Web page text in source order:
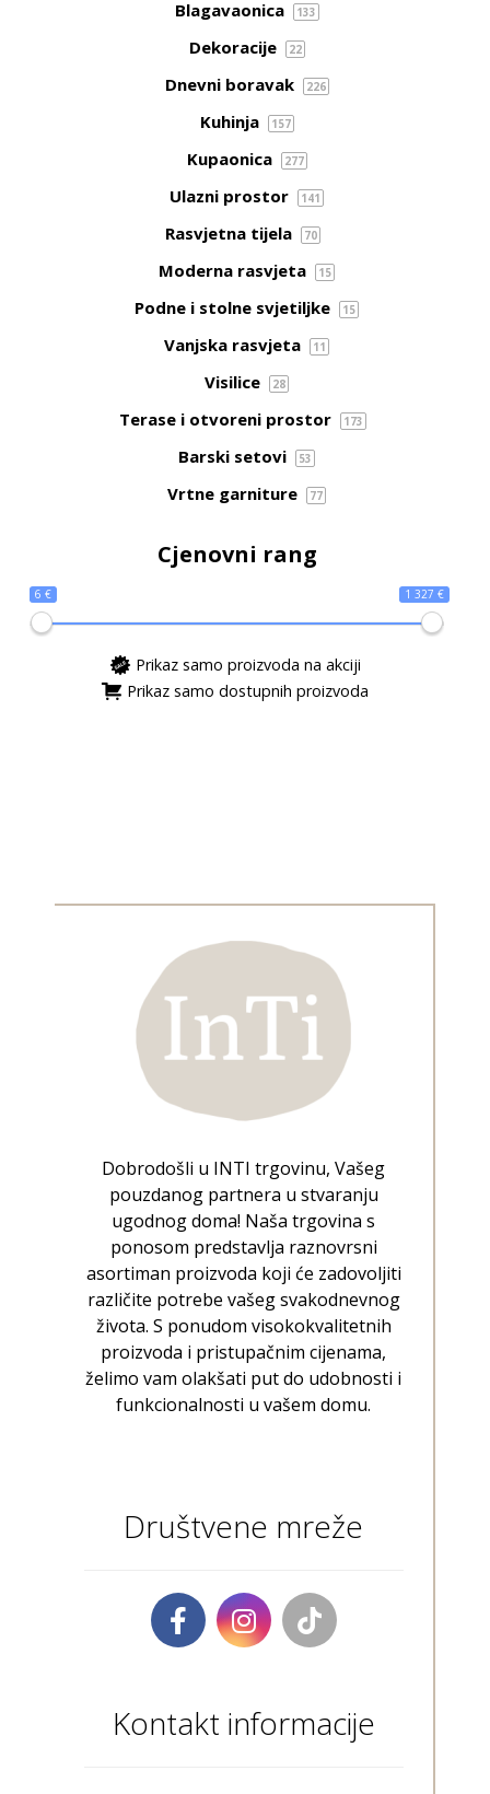
Blagavaonica 133
Dekoracije 22
Dnevni boravak 226
Kuhinja 157
Kupaonica 277
Ulazni prostor 141
Rasvjetna tijela 70
Moderna rasvjeta 15
Podne i stolne svjetiljke 15
Vanjska rasvjeta 11
Visilice 28
Terase i otvoreni prostor 173
Barski setovi 53
Vrtne garniture 77
Cjenovni rang
6 € 1 327 €
Prikaz samo proizvoda na akciji
Prikaz samo dostupnih proizvoda
Dobrodošli u INTI trgovinu, Vašeg
pouzdanog partnera u stvaranju
ugodnog doma! Naša trgovina s
ponosom predstavlja raznovrsni
asortiman proizvoda koji će zadovoljiti
različite potrebe vašeg svakodnevnog
života. S ponudom visokokvalitetnih
proizvoda i pristupačnim cijenama,
želimo vam olakšati put do udobnosti i
funkcionalnosti u vašem domu.
Društvene mreže
Kontakt informacije